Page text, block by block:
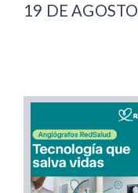
19 DE AGOSTO